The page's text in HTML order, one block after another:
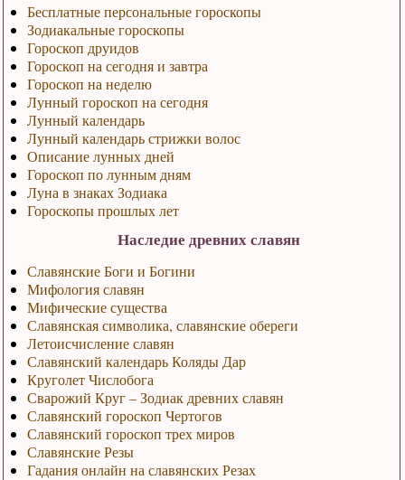
Бесплатные персональные гороскопы
Зодиакальные гороскопы
Гороскоп друидов
Гороскоп на сегодня и завтра
Гороскоп на неделю
Лунный гороскоп на сегодня
Лунный календарь
Лунный календарь стрижки волос
Описание лунных дней
Гороскоп по лунным дням
Луна в знаках Зодиака
Гороскопы прошлых лет
Наследие древних славян
Славянские Боги и Богини
Мифология славян
Мифические существа
Славянская символика, славянские обереги
Летоисчисление славян
Славянский календарь Коляды Дар
Круголет Числобога
Сварожий Круг – Зодиак древних славян
Славянский гороскоп Чертогов
Славянский гороскоп трех миров
Славянские Резы
Гадания онлайн на славянских Резах